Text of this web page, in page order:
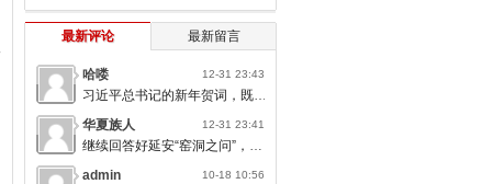
最新评论 最新留言
哈喽 12-31 23:43
习近平总书记的新年贺词，既充满温度，又饱含深情，太催人奋进了。
华夏族人
12-31 23:41
继续回答好延安“窑洞之问”，书写无愧于人民的时代答卷。
admin
10-18 10:56